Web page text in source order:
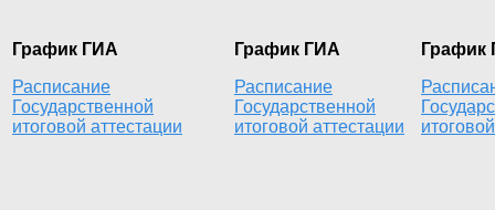
График ГИА
Расписание
Государственной
итоговой аттестации
График ГИА
Расписание
Государственной
итоговой аттестации
График